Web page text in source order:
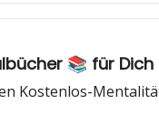
📚 für
Kostenlos-